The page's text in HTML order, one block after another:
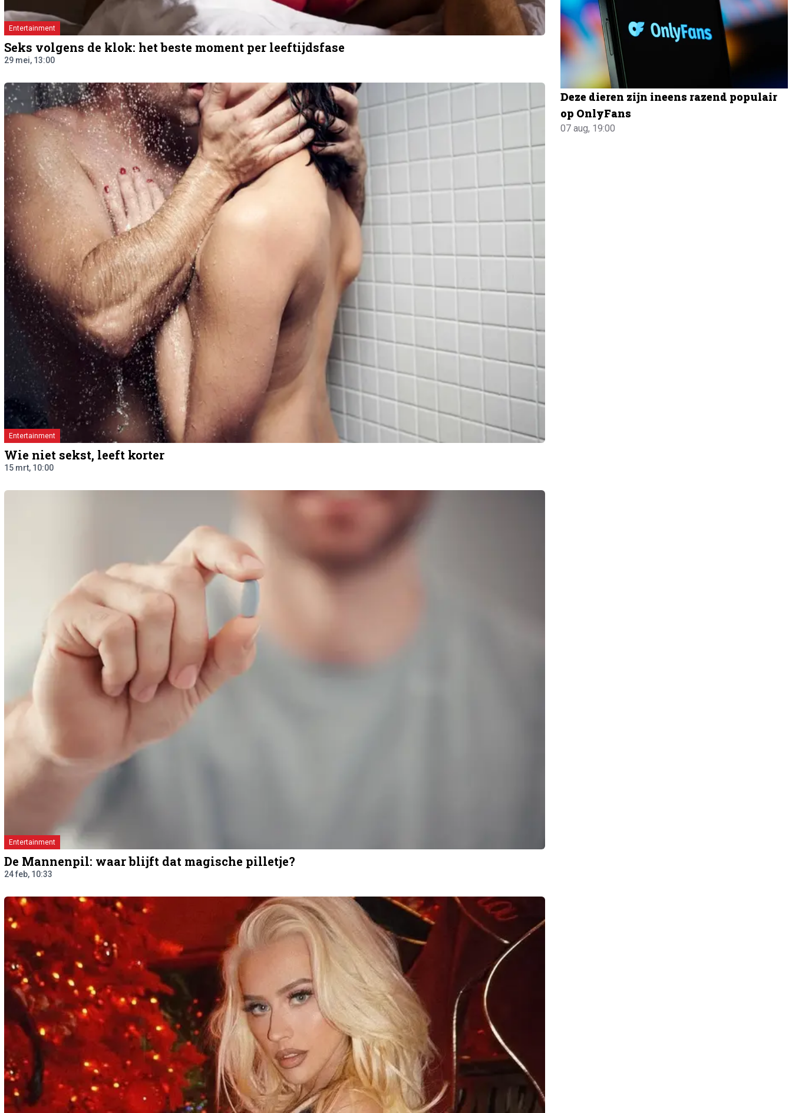
Entertainment
Seks volgens de klok: het beste moment per leeftijdsfase
29 mei, 13:00
Entertainment
Wie niet sekst, leeft korter
15 mrt, 10:00
Entertainment
De Mannenpil: waar blijft dat magische pilletje?
24 feb, 10:33
Deze dieren zijn ineens razend populair
op OnlyFans
07 aug, 19:00